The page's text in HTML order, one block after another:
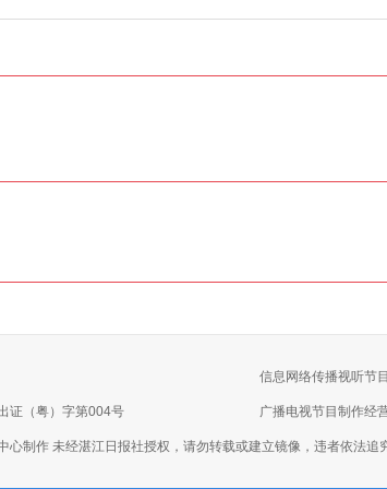
信息网络传播视听节
证（粤）字第004号 广播电视节目制作经
心制作 未经湛江日报社授权，请勿转载或建立镜像，违者依法追